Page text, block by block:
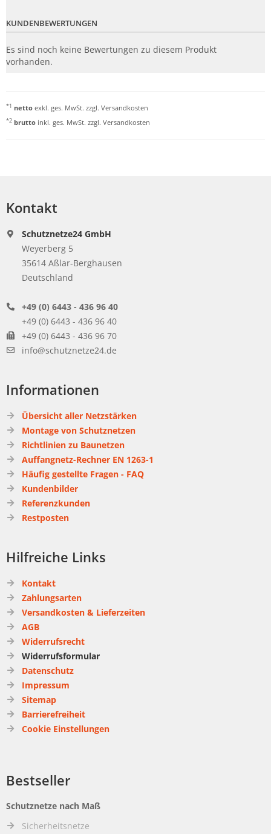
KUNDENBEWERTUNGEN
Es sind noch keine Bewertungen zu diesem Produkt
vorhanden.
*1 netto exkl. ges. MwSt. zzgl. Versandkosten
*2 brutto inkl. ges. MwSt. zzgl. Versandkosten
Kontakt
Schutznetze24 GmbH
Weyerberg 5
35614 Aßlar-Berghausen
Deutschland
+49 (0) 6443 - 436 96 40
+49 (0) 6443 - 436 96 40
+49 (0) 6443 - 436 96 70
info@schutznetze24.de
Informationen
Übersicht aller Netzstärken
Montage von Schutznetzen
Richtlinien zu Baunetzen
Auffangnetz-Rechner EN 1263-1
Häufig gestellte Fragen - FAQ
Kundenbilder
Referenzkunden
Restposten
Hilfreiche Links
Kontakt
Zahlungsarten
Versandkosten & Lieferzeiten
AGB
Widerrufsrecht
Widerrufsformular
Datenschutz
Impressum
Sitemap
Barrierefreiheit
Cookie Einstellungen
Bestseller
Schutznetze nach Maß
Sicherheitsnetze